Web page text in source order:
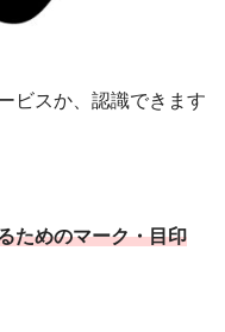
ビスか、認識できます
ためのマーク・目印